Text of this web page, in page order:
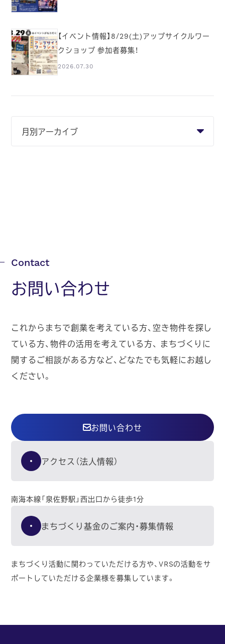
【イベント情報】8/29(土)アップサイクルワー
クショップ 参加者募集！
2026.07.30
お問い合わせ
これからまちで創業を考えている方、空き物件を探し
ている方、物件の活用を考えている方、 まちづくりに
関するご相談がある方など、どなたでも気軽にお越し
ください。
お問い合わせ
アクセス（法人情報）
南海本線「泉佐野駅」西出口から徒歩1分
まちづくり基金のご案内・募集情報
まちづくり活動に関わっていただける方や、VRSの活動をサ
ポートしていただける企業様を募集しています。